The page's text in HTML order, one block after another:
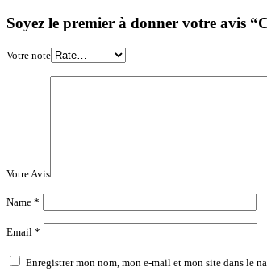
Soyez le premier à donner votre avis
Votre note
Votre Avis
Name *
Email *
Enregistrer mon nom, mon e-mail et mon site dans le